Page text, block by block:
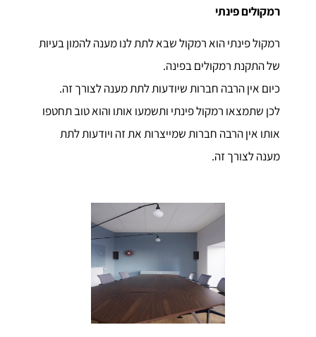
רמקולים פינתי
רמקול פינתי הוא רמקול שבא לתת לנו מענה להמון בעיות
של התקנת רמקולים בפינה.
כיום אין הרבה חברות שיודעות לתת מענה לצורך זה.
לכן שתמצאו רמקול פינתי ותשמעו אותו והוא טוב תחטפו
אותו אין הרבה חברות שמייצרות את זה ויודעות לתת
מענה לצורך זה.